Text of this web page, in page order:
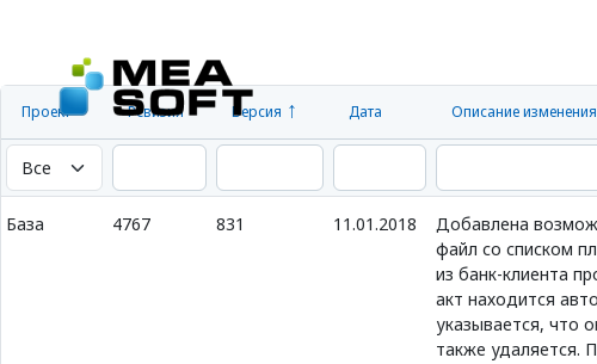
Проект Ревизия Версия Дата Описание изменения
База 4767 831 11.01.2018
Добавлена
файл со списком
из банк-клиента
акт находится
указывается, что
также удаляется.